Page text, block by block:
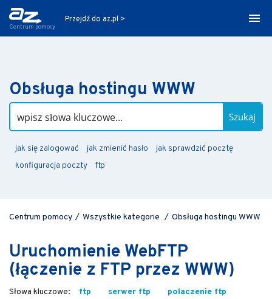
Centrum pomocy
Przejdź do az.pl >
Obsługa hostingu WWW
Szukaj
jak się zalogować jak zmienić hasło
jak sprawdzić pocztę
konfiguracja poczty
ftp
Centrum pomocy / Wszystkie kategorie / Obsługa hostingu WWW
Uruchomienie WebFTP
(łączenie z FTP przez WWW)
ftp serwer ftp
polaczenie ftp